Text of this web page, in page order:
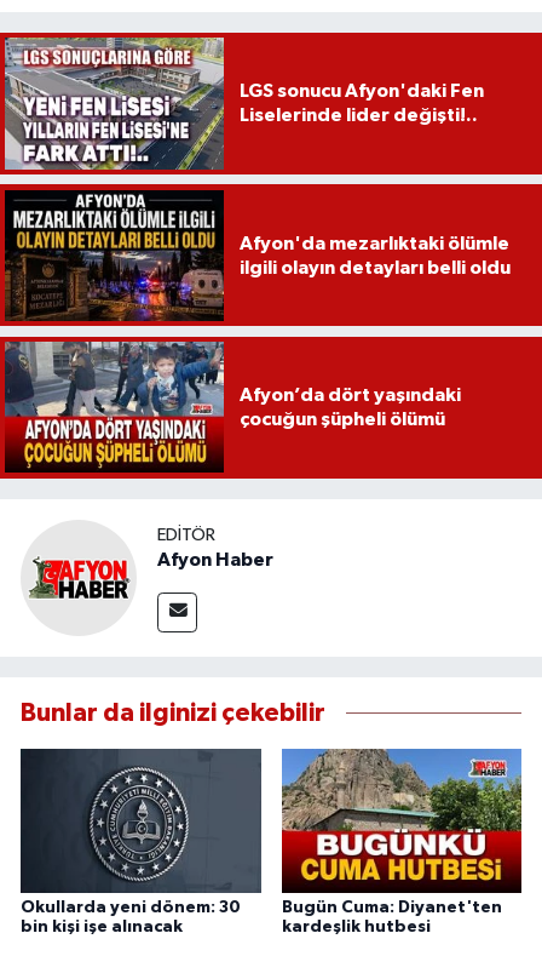
LGS sonucu Afyon'daki Fen
Liselerinde lider değişti!..
Afyon'da mezarlıktaki ölümle
ilgili olayın detayları belli oldu
Afyon’da dört yaşındaki
çocuğun şüpheli ölümü
EDITÖR
Afyon Haber
Bunlar da ilginizi çekebilir
Okullarda yeni dönem: 30
bin kişi işe alınacak
Bugün Cuma: Diyanet'ten
kardeşlik hutbesi